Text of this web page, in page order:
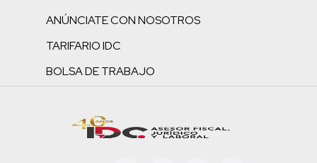
ANÚNCIATE CON NOSOTROS
TARIFARIO IDC
BOLSA DE TRABAJO